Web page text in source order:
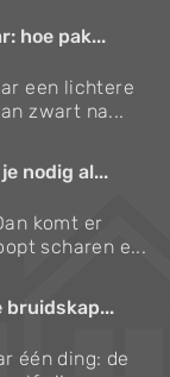
hoe pak...
een lichtere
zwart na...
nodig al...
komt er
scharen e...
bruidskap...
één ding: de